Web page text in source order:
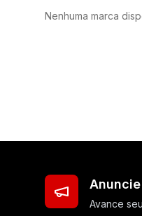
Nenhuma marca
Avance